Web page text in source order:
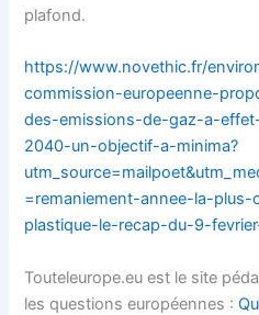
plafond.
https://www.novethic.fr/
commission-europeenne-
des-emissions-de-gaz-a-
2040-un-objectif-a-minima?
=remaniement-annee-la-
plastique-le-recap-du-9-
Touteleurope.eu est le site
les questions européennes :